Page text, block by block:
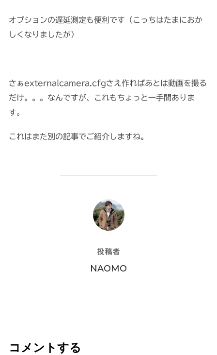
オプションの遅延測定も便利です（こっちはたまにおか
しくなりましたが）
さぁexternalcamera.cfgさえ作ればあとは動画を撮る
だけ。。。なんですが、これもちょっと一手間ありま
す。
これはまた別の記事でご紹介しますね。
投稿者
投稿者
NAOMO
コメントする